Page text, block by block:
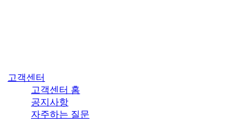
고객센터
고객센터 홈
공지사항
자주하는 질문